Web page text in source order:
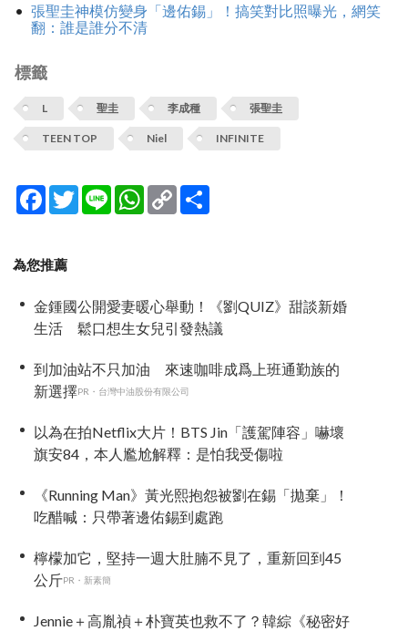
張聖圭神模仿變身「邊佑錫」！搞笑對比照曝光，網笑
翻：誰是誰分不清
標籤
L 聖圭 李成種 張聖圭
TEEN TOP Niel INFINITE
Facebook
TwitterLine WhatsApp
Copy
Link
為您推薦
金鍾國公開愛妻暖心舉動！《劉QUIZ》甜談新婚
生活 鬆口想生女兒引發熱議
到加油站不只加油 來速咖啡成爲上班通勤族的
新選擇PR・台灣中油股份有限公司
以為在拍Netflix大片！BTS Jin「護駕陣容」嚇壞
旗安84，本人尷尬解釋：是怕我受傷啦
《Running Man》黃光熙抱怨被劉在錫「拋棄」！
吃醋喊：只帶著邊佑錫到處跑
檸檬加它，堅持一週大肚腩不見了，重新回到45
公斤PR・新素簡
Jennie＋高胤禎＋朴寶英也救不了？韓綜《秘密好